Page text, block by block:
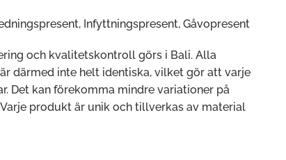
Infyttningspresent, Gåvopresent
och kvalitetskontroll görs i Bali. Alla
därmed inte helt identiska, vilket gör att varje
Det kan förekomma mindre variationer på
produkt är unik och tillverkas av material